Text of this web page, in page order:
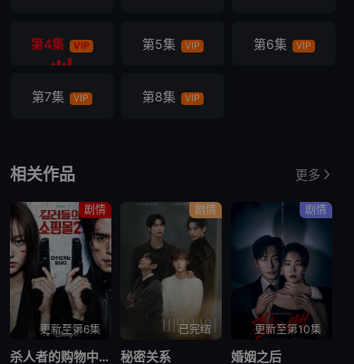
第4集 VIP 第5集 VIP 第6集 VIP
第7集 VIP 第8集 VIP
相关作品 更多
剧情
更新至第6集
杀人者的购物中心2
剧情
已完结
秘密关系
剧情
更新至第10集
婚姻之后